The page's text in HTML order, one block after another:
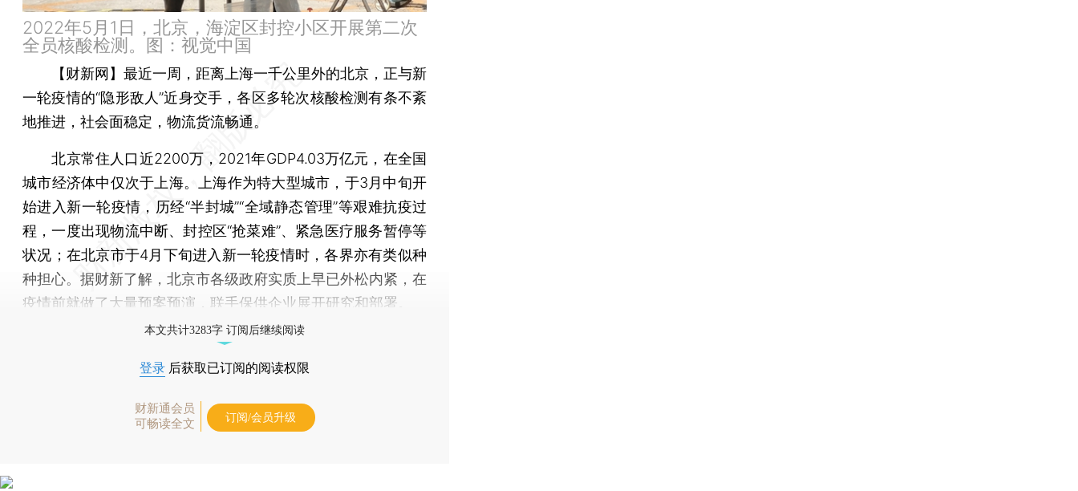
2022年5月1日，北京，海淀区封控小区开展第二次
全员核酸检测。图：视觉中国
【财新网】 最近一周，距离上海一千公里外的北京，正与新
一轮疫情的“隐形敌人”近身交手，各区多轮次核酸检测有条不紊
地推进，社会面稳定，物流货流畅通。
北京常住人口近2200万，2021年GDP4.03万亿元，在全国
城市经济体中仅次于上海。上海作为特大型城市，于3月中旬开
始进入新一轮疫情，历经“半封城”“全域静态管理”等艰难抗疫过
程，一度出现物流中断、封控区“抢菜难”、紧急医疗服务暂停等
状况；在北京市于4月下旬进入新一轮疫情时，各界亦有类似种
种担心。据财新了解，北京市各级政府实质上早已外松内紧，在
疫情前就做了大量预案预演，联手保供企业展开研究和部署。
本文共计3283字 订阅后继续阅读
登录 后获取已订阅的阅读权限
财新通会员
可畅读全文
订阅/会员升级